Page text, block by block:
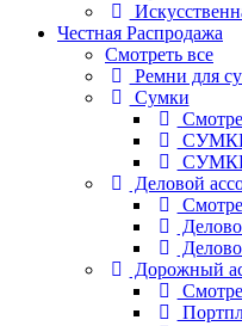
Честная Распродажа
Смотреть все
Ремни для
Сумки
Деловой
Дорожный